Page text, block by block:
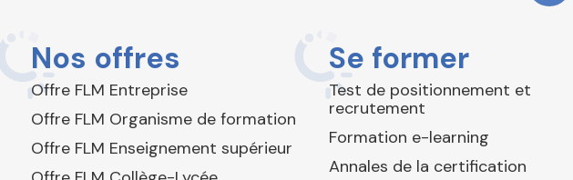
Nos offres
Offre FLM Entreprise
Offre FLM Organisme de formation
Offre FLM Enseignement supérieur
Se former
Test de positionnement et
recrutement
Formation e-learning
Annales de la certification